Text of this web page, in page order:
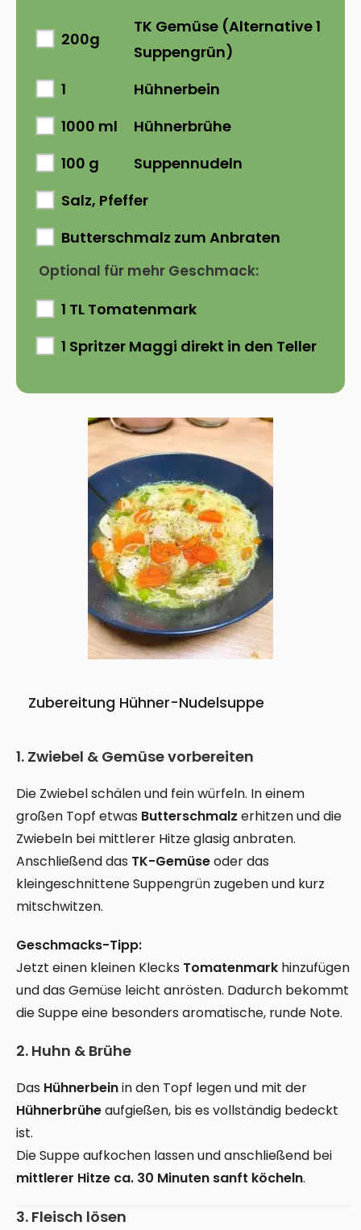
200g
TK Gemüse (Alternative 1
Suppengrün)
1
Hühnerbein
1000 ml
Hühnerbrühe
100 g
Suppennudeln
Salz, Pfeffer
Butterschmalz zum Anbraten
Optional für mehr Geschmack:
1 TL Tomatenmark
1 Spritzer Maggi direkt in den Teller
Zubereitung Hühner-Nudelsuppe
1. Zwiebel & Gemüse vorbereiten
Die Zwiebel schälen und fein würfeln. In einem
großen Topf etwas Butterschmalz erhitzen und die
Zwiebeln bei mittlerer Hitze glasig anbraten.
Anschließend das TK-Gemüseoder das
kleingeschnittene Suppengrün zugeben und kurz
mitschwitzen.
Geschmacks-Tipp:
Jetzt einen kleinen Klecks Tomatenmark hinzufügen
und das Gemüse leicht anrösten. Dadurch bekommt
die Suppe eine besonders aromatische, runde Note.
2. Huhn & Brühe
Das Hühnerbeinin den Topf legen und mit der
Hühnerbrüheaufgießen, bis es vollständig bedeckt
ist.
Die Suppe aufkochen lassen und anschließend bei
mittlerer Hitze ca. 30 Minuten sanft köcheln.
3. Fleisch lösen